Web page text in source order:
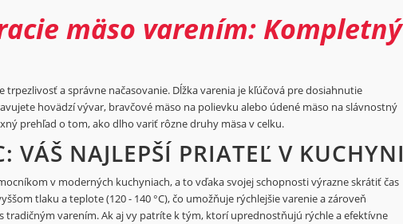
mäso varením: Kompletný
trpezlivosť a správne načasovanie. Dĺžka varenia je kľúčová pre dosiahnutie
hovädzí vývar, bravčové mäso na polievku alebo údené mäso na slávnostný
prehľad o tom, ako dlho variť rôzne druhy mäsa v celku.
VÁŠ NAJLEPŠÍ PRIATEĽ V KUCHYNI
v moderných kuchyniach, a to vďaka svojej schopnosti výrazne skrátiť čas
tlaku a teplote (120 - 140 °C), čo umožňuje rýchlejšie varenie a zároveň
tradičným varením. Ak aj vy patríte k tým, ktorí uprednostňujú rýchle a efektívne